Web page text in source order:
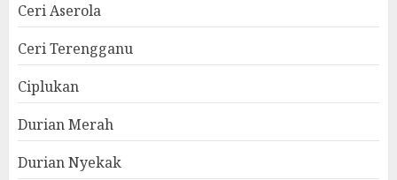
Ceri Aserola
Ceri Terengganu
Ciplukan
Durian Merah
Durian Nyekak